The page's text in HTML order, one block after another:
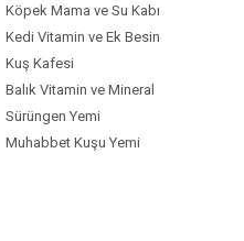
Köpek Mama ve Su Kabı
Kedi Vitamin ve Ek Besin
Kuş Kafesi
Balık Vitamin ve Mineral
Sürüngen Yemi
Muhabbet Kuşu Yemi